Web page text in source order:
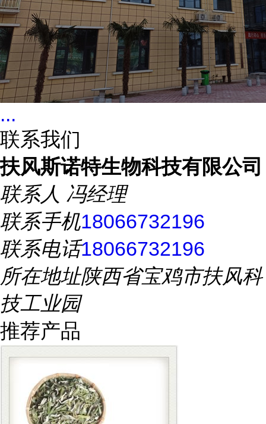
...
联系我们
扶风斯诺特生物科技有限公司
联系人 冯经理
联系手机18066732196
联系电话18066732196
所在地址陕西省宝鸡市扶风科
技工业园
推荐产品